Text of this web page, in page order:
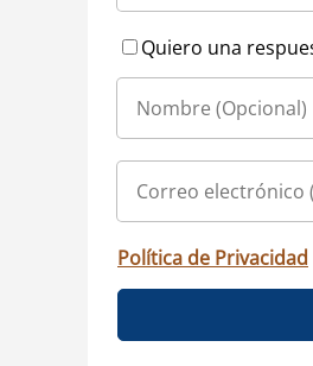
Quiero una
Política de Privacidad